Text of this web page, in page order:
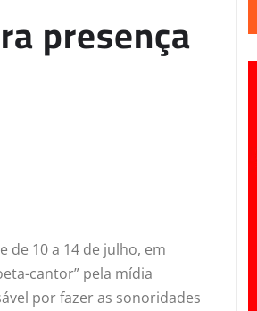
presença
de 10 a 14 de julho, em
cantor” pela mídia
por fazer as sonoridades